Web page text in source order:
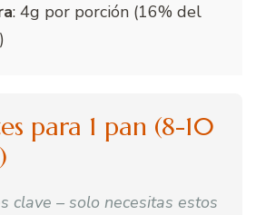
: 4g por porción (16% del
para 1 pan (8-10
clave – solo necesitas estos